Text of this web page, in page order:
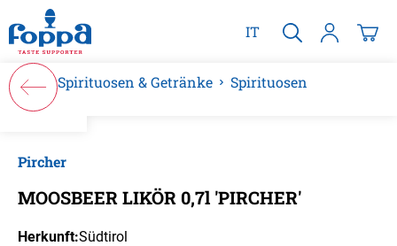
springen
IT
Spirituosen & Getränke Spirituosen
Pircher
MOOSBEER LIKÖR 0,7l 'PIRCHER'
Herkunft:Südtirol